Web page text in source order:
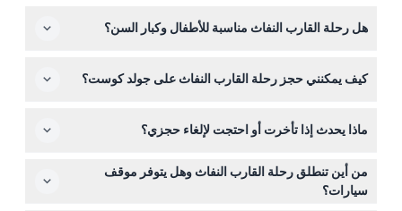
شمسية، وكاميرا مضادة للماء إذا رغبت. لا تنسَ الوصول قبل
هل رحلة القارب النفاث مناسبة للأطفال وكبار السن؟
في الرحلة، في حين لا يُسمح للرضع والأطفال الصغار الذين تقل
الأشخاص الذين يعانون من بعض الحالات الطبية مثل ارتفاع
ضغط الدم أو الصرع.
كيف يمكنني حجز رحلة القارب النفاث على جولد كوست؟
على هذا الموقع، حيث ستجد أيضاً جميع مواعيد الرحلات المتاحة
ماذا يحدث إذا تأخرت أو احتجت لإلغاء حجزي؟
تأكد من الوصول قبل 15-30 دقيقة من موعد الانطلاق، حيث لا
يمكن استرداد أو إعادة جدولة الحجوزات في حال التأخير أو عدم
الحضور. التذاكر غير قابلة للاسترداد ويجب استخدامها في التاريخ
من أين تنطلق رحلة القارب النفاث وهل يتوفر موقف
سيارات؟